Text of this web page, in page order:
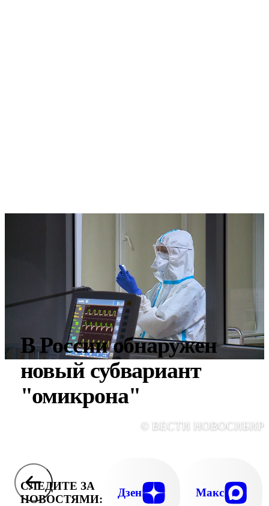
В России обнаружен
новый субвариант
"омикрона"
© ВЕСТИ
СЛЕДИТЕ ЗА
НОВОСТЯМИ:
Дзен Макс